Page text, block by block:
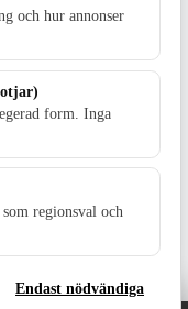
som sedan 2002 ger
Värnamo.nu. Från
Gnosjö,
Skillingaryd
och hur annonser
form. Inga
regionsval och
Endast nödvändiga